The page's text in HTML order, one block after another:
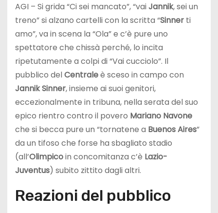
AGI – Si grida “Ci sei mancato”, “vaiJannik, sei un
treno” si alzano cartelli con la scritta “Sinner ti
amo”, va in scena la “Ola” e c’è pure uno
spettatore che chissà perché, lo incita
ripetutamente a colpi di “Vai cucciolo”. Il
pubblico delCentraleè sceso in campo con
Jannik Sinner, insieme ai suoi genitori,
eccezionalmente in tribuna, nella serata del suo
epico rientro contro il povero Mariano Navone
che si becca pure un “tornatene a Buenos Aires”
da un tifoso che forse ha sbagliato stadio
(all’Olimpicoin concomitanza c’è Lazio-
Juventus) subito zittito dagli altri.
Reazioni del pubblico